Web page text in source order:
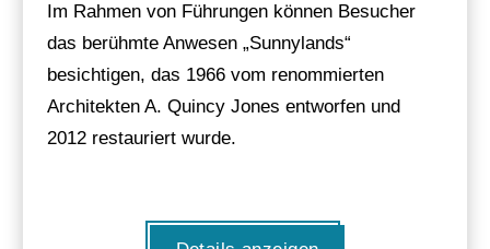
Im Rahmen von Führungen können Besucher
das berühmte Anwesen „Sunnylands“
besichtigen, das 1966 vom renommierten
Architekten A. Quincy Jones entworfen und
2012 restauriert wurde.